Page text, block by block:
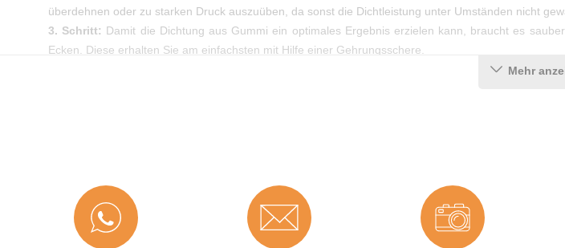
überdehnen oder zu starken Druck auszuüben, da sonst die Dichtleistung unter Umständen nicht
3. Schritt: Damit die Dichtung aus Gummi ein optimales Ergebnis erzielen kann, braucht es
Ecken. Diese erhalten Sie am einfachsten mit Hilfe einer Gehrungsschere.
Mehr